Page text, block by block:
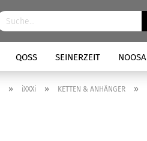
QOSS SEINERZEIT NOOSA
» iXXXi » KETTEN & ANHÄNGER »